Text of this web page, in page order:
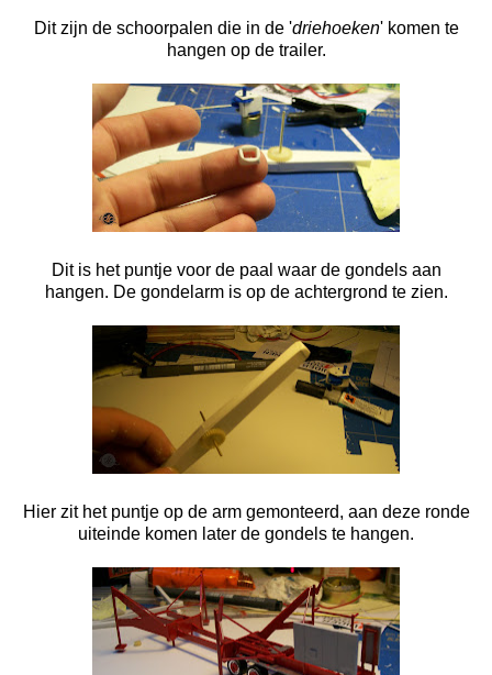
Dit zijn de schoorpalen die in de 'driehoeken' komen te
hangen op de trailer.
Dit is het puntje voor de paal waar de gondels aan
hangen. De gondelarm is op de achtergrond te zien.
Hier zit het puntje op de arm gemonteerd, aan deze ronde
uiteinde komen later de gondels te hangen.